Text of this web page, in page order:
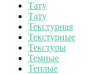
Тату
Тату
Текстурная
Текстурные
Текстуры
Темные
Теплые